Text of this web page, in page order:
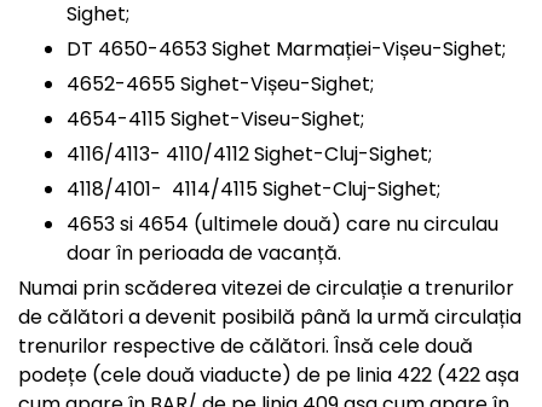
Sighet;
DT 4650-4653 Sighet Marmației-Vișeu-Sighet;
4652-4655 Sighet-Vișeu-Sighet;
4654-4115 Sighet-Viseu-Sighet;
4116/4113- 4110/4112 Sighet-Cluj-Sighet;
4118/4101- 4114/4115 Sighet-Cluj-Sighet;
4653 si 4654 (ultimele două) care nu circulau
doar în perioada de vacanță.
Numai prin scăderea vitezei de circulație a trenurilor
de călători a devenit posibilă până la urmă circulația
trenurilor respective de călători. Însă cele două
podețe (cele două viaducte) de pe linia 422 (422 așa